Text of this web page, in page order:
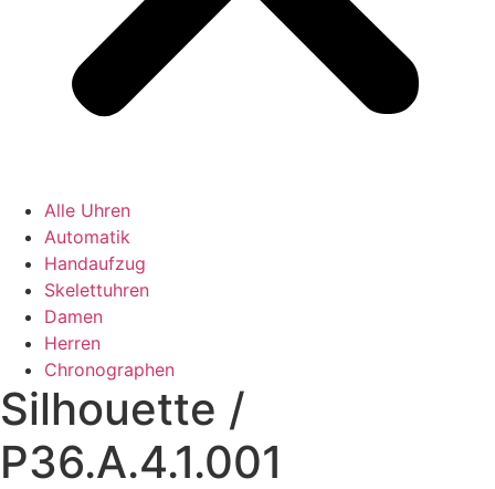
Alle Uhren
Automatik
Handaufzug
Skelettuhren
Damen
Herren
Chronographen
Silhouette /
P36.A.4.1.001